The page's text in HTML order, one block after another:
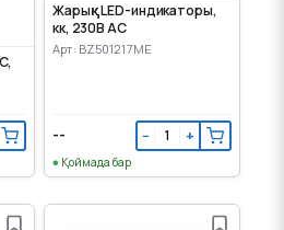
Жарық LED-индикаторы,
көк, 230В АС
Арт: BZ501217ME
-- − +
Қоймада бар